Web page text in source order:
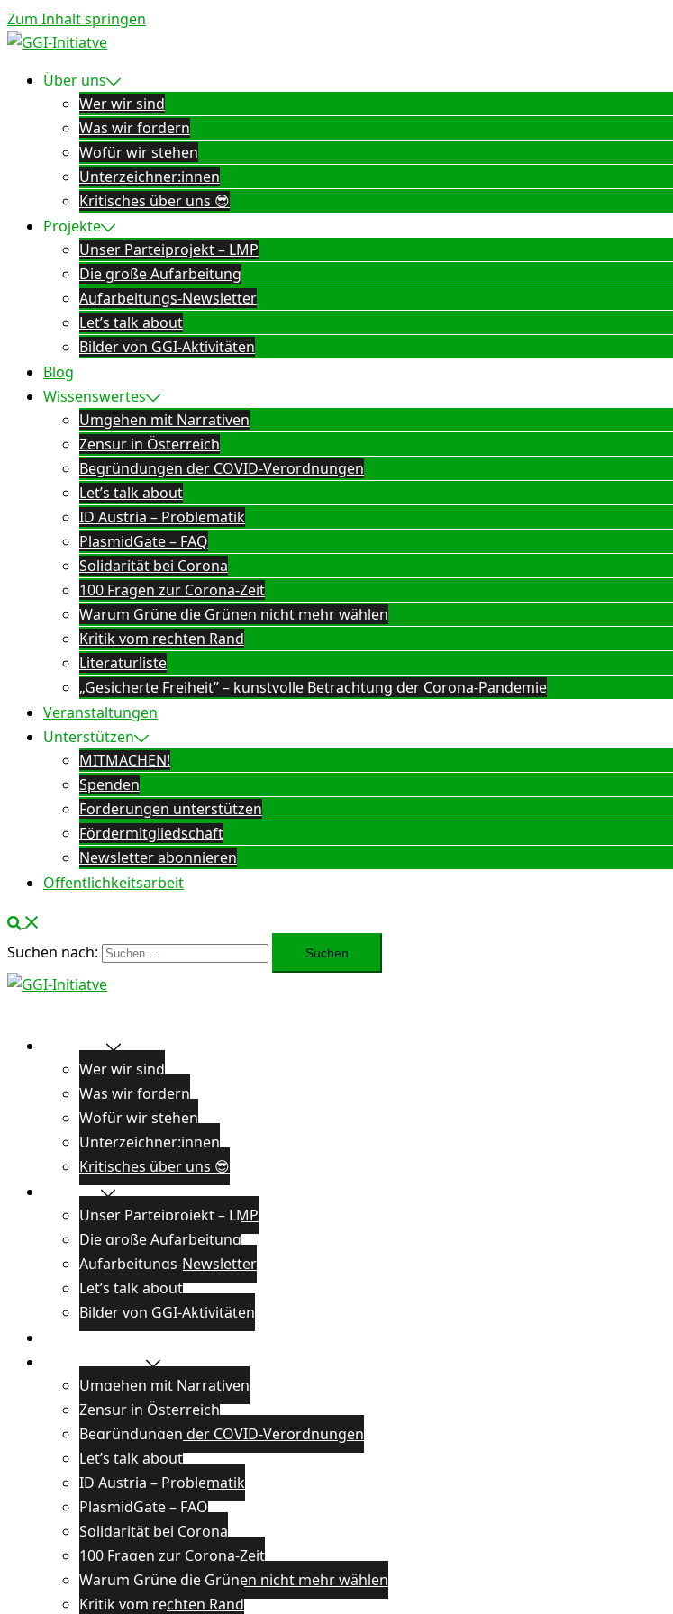
Zum Inhalt springen
Über uns
Wer wir sind
Was wir fordern
Wofür wir stehen
Unterzeichner:innen
Kritisches über uns 😎
Projekte
Unser Parteiprojekt – LMP
Die große Aufarbeitung
Aufarbeitungs-Newsletter
Let’s talk about
Bilder von GGI-Aktivitäten
Blog
Wissenswertes
Umgehen mit Narrativen
Zensur in Österreich
Begründungen der COVID-Verordnungen
Let’s talk about
ID Austria – Problematik
PlasmidGate – FAQ
Solidarität bei Corona
100 Fragen zur Corona-Zeit
Warum Grüne die Grünen nicht mehr wählen
Kritik vom rechten Rand
Literaturliste
„Gesicherte Freiheit” – kunstvolle Betrachtung der Corona-Pandemie
Veranstaltungen
Unterstützen
MITMACHEN!
Spenden
Forderungen unterstützen
Fördermitgliedschaft
Newsletter abonnieren
Öffentlichkeitsarbeit
Suchen nach:
Über uns
Wer wir sind
Was wir fordern
Wofür wir stehen
Unterzeichner:innen
Kritisches über uns 😎
Projekte
Unser Parteiprojekt – LMP
Die große Aufarbeitung
Aufarbeitungs-Newsletter
Let’s talk about
Bilder von GGI-Aktivitäten
Wissenswertes
Umgehen mit Narrativen
Zensur in Österreich
Begründungen der COVID-Verordnungen
Let’s talk about
ID Austria – Problematik
PlasmidGate – FAQ
Solidarität bei Corona
100 Fragen zur Corona-Zeit
Warum Grüne die Grünen nicht mehr wählen
Kritik vom rechten Rand